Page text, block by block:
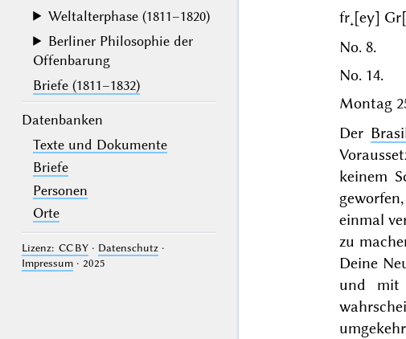
Weltalterphase (1811–1820)
Berliner Philosophie der
Offenbarung
Briefe (1811–1832)
Datenbanken
Texte und Dokumente
Briefe
Personen
Orte
Lizenz: CC BY· Datenschutz·
Impressum· 2025
fr˖[ey]
No. 8.
No. 14.
Montag
Der
keinem
einmal
zu
Deine
und mit